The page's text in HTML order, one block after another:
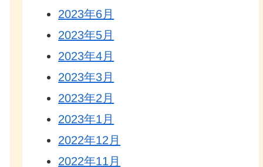
2023年6月
2023年5月
2023年4月
2023年3月
2023年2月
2023年1月
2022年12月
2022年11月